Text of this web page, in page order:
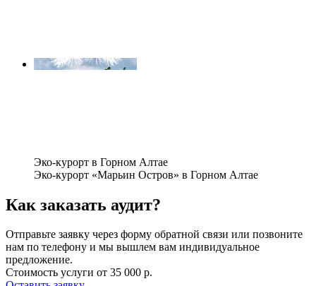
Эко-курорт в Горном Алтае
Эко-курорт «Марьин Остров» в Горном Алтае
Как заказать аудит?
Отправьте заявку через форму обратной связи или позвоните
нам по телефону и мы вышлем вам индивидуальное
предложение.
Стоимость услуги от 35 000 р.